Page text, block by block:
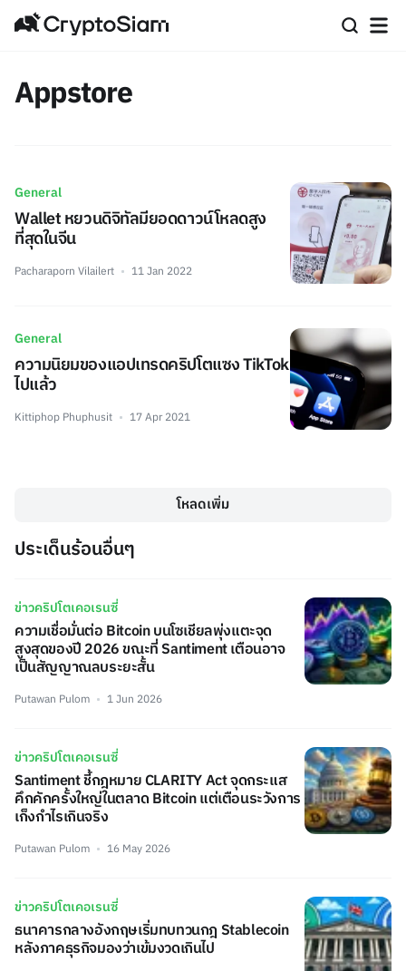
Appstore
General
Wallet หยวนดิจิทัลมียอดดาวน์โหลดสูง
ที่สุดในจีน
Pacharaporn Vilailert 11 Jan 2022
General
ความนิยมของแอปเทรดคริปโตแซง TikTok
ไปแล้ว
Kittiphop Phuphusit 17 Apr 2021
โหลดเพิ่ม
ประเด็นร้อนอื่นๆ
ข่าวคริปโตเคอเรนซี่
ความเชื่อมั่นต่อ Bitcoin บนโซเชียลพุ่งแตะจุด
สูงสุดของปี 2026 ขณะที่ Santiment เตือนอาจ
เป็นสัญญาณลบระยะสั้น
Putawan Pulom 1 Jun 2026
ข่าวคริปโตเคอเรนซี่
Santiment ชี้กฎหมาย CLARITY Act จุดกระแส
คึกคักครั้งใหญ่ในตลาด Bitcoin แต่เตือนระวังการ
เก็งกำไรเกินจริง
Putawan Pulom 16 May 2026
ข่าวคริปโตเคอเรนซี่
ธนาคารกลางอังกฤษเริ่มทบทวนกฎ Stablecoin
หลังภาคธุรกิจมองว่าเข้มงวดเกินไป